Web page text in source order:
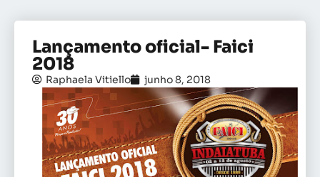
Lançamento oficial- Faici
2018
Raphaela Vitiello junho 8, 2018